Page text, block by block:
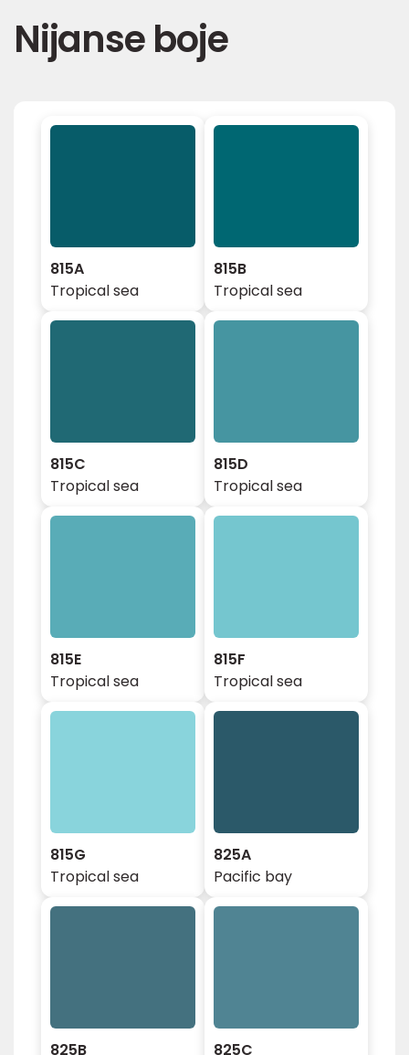
Nijanse boje
815A
Tropical sea
815B
Tropical sea
815C
Tropical sea
815D
Tropical sea
815E
Tropical sea
815F
Tropical sea
815G
Tropical sea
825A
Pacific bay
825B 825C